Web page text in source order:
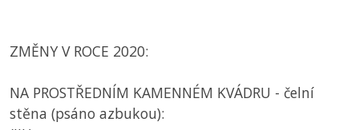
ZMĚNY V ROCE 2020:
NA PROSTŘEDNÍM KAMENNÉM KVÁDRU - čelní
stěna (psáno azbukou):